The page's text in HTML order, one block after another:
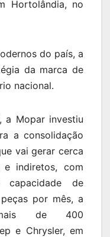
Hortolândia, no
do país, a
da marca de
nacional.
a Mopar investiu
a consolidação
vai gerar cerca
indiretos, com
capacidade de
por mês, a
de 400
e Chrysler, em